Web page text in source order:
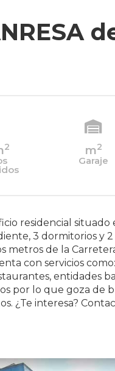
2 m2
Garaje
residencial situado
3 dormitorios y 2
de la
con servicios
entidades
por lo que goza de
¿Te interesa?